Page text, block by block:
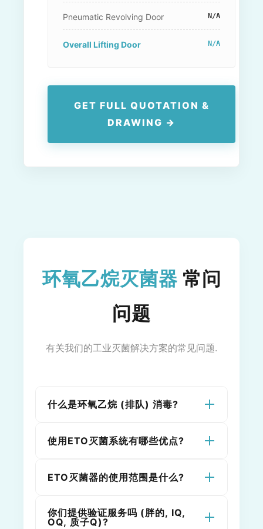
Pneumatic Revolving Door N/A
Overall Lifting Door N/A
GET FULL QUOTATION &
DRAWING →
环氧乙烷灭菌器常问
问题
有关我们的工业灭菌解决方案的常见问题.
什么是环氧乙烷 (排队) 消毒?
环氧乙烷是一种气体，广泛用于灭菌, 多
在一个BOCON工业ETO灭菌器, ETO 可
用，可确保热敏产品具有最大的微生物
杀伤力.
使用ETO灭菌系统有哪些优点?
这工业环氧乙烷灭菌器系统为复杂的医
高渗透率:由于 EO 气体的渗透特性，
ETO灭菌器的使用范围是什么?
我们的工业环氧乙烷灭菌器解决方案适
你们提供验证服务吗 (胖的, IQ,
OQ, 质子Q)?